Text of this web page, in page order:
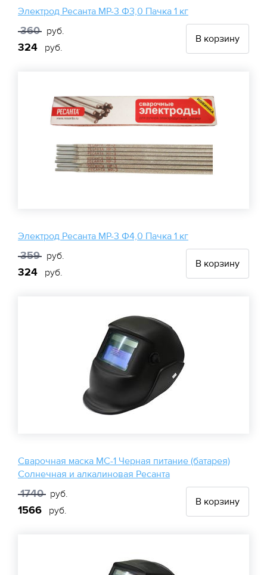
Электрод Ресанта МР-3 Ф3,0 Пачка 1 кг
360 руб.
324 руб.
В корзину
Электрод Ресанта МР-3 Ф4,0 Пачка 1 кг
359 руб.
324 руб.
В корзину
Сварочная маска МС-1 Черная питание (батарея)
Солнечная и алкалиновая Ресанта
1740 руб.
1566 руб.
В корзину